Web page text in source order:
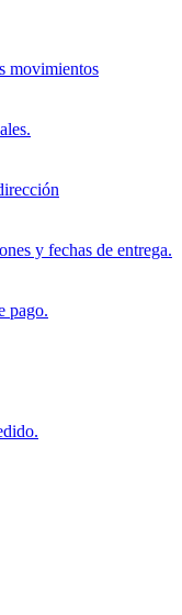
movimientos
y fechas de entrega.
pago.